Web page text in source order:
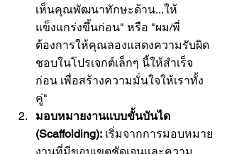
เห็นคุณพัฒนาทักษะด้าน...ให้
แข็งแกร่งขึ้นก่อน" หรือ "ผม/พี่
ต้องการให้คุณลองแสดงความรับผิด
ชอบในโปรเจกต์เล็กๆ นี้ให้สำเร็จ
ก่อน เพื่อสร้างความมั่นใจให้เราทั้ง
คู่"
มอบหมายงานแบบขั้นบันได
(Scaffolding): เริ่มจากการมอบหมาย